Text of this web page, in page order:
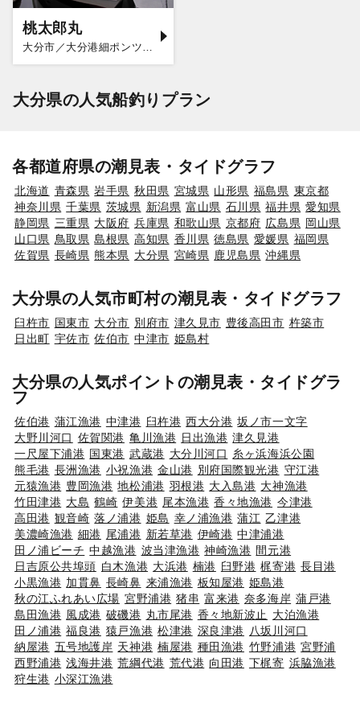
桃太郎丸
大分県の人気船釣りプラン
各都道府県の潮見表・タイドグラフ
北海道 青森県 岩手県 秋田県 宮城県 山形県 福島県 東京都
神奈川県 千葉県 茨城県 新潟県 富山県 石川県 福井県 愛知県
静岡県 三重県 大阪府 兵庫県 和歌山県 京都府 広島県 岡山県
山口県 鳥取県 島根県 高知県 香川県 徳島県 愛媛県 福岡県
佐賀県 長崎県 熊本県 大分県 宮崎県 鹿児島県 沖縄県
大分県の人気市町村の潮見表・タイドグラフ
臼杵市 国東市 大分市 別府市 津久見市 豊後高田市 杵築市
日出町 宇佐市 佐伯市 中津市 姫島村
大分県の人気ポイントの潮見表・タイドグラ
フ
佐伯港 蒲江漁港 中津港 臼杵港 西大分港 坂ノ市一文字
大野川河口 佐賀関港 亀川漁港 日出漁港 津久見港
一尺屋下浦港 国東港 武蔵港 大分川河口 糸ヶ浜海浜公園
熊毛港 長洲漁港 小祝漁港 金山港 別府国際観光港 守江港
元猿漁港 豊岡漁港 地松浦港 羽根港 大入島港 大神漁港
竹田津港 大島 鶴崎 伊美港 尾本漁港 香々地漁港 今津港
高田港 観音崎 落ノ浦港 姫島 幸ノ浦漁港 蒲江 乙津港
美濃崎漁港 細港 尾浦港 新若草港 伊崎港 中津浦港
田ノ浦ビーチ 中越漁港 波当津漁港 神崎漁港 間元港
日吉原公共埠頭 白木漁港 大浜港 楠港 臼野港 梶寄港 長目港
小黒漁港 加貫鼻 長崎鼻 来浦漁港 板知屋港 姫島港
秋の江ふれあい広場 宮野浦港 猪串 富来港 奈多海岸 蒲戸港
島田漁港 風成港 破磯港 丸市尾港 香々地新波止
大泊漁港
田ノ浦港 福良港 猿戸漁港 松津港 深良津港 八坂川河口
納屋港 五号地護岸 天神港 楠屋港 種田漁港 竹野浦港 宮野浦
西野浦港 浅海井港 荒綱代港 荒代港 向田港 下梶寄 浜脇漁港
狩生港 小深江漁港